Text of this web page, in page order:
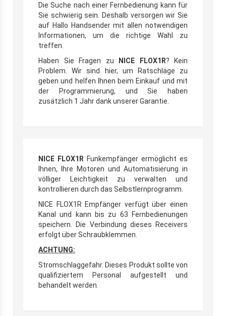
Die Suche nach einer Fernbedienung kann für
Sie schwierig sein. Deshalb versorgen wir Sie
auf Hallo Handsender mit allen notwendigen
Informationen, um die richtige Wahl zu
treffen.
Haben Sie Fragen zu NICE FLOX1R? Kein
Problem. Wir sind hier, um Ratschläge zu
geben und helfen Ihnen beim Einkauf und mit
der Programmierung, und Sie haben
zusätzlich 1 Jahr dank unserer Garantie.
NICE FLOX1R Funkempfänger ermöglicht es
Ihnen, Ihre Motoren und Automatisierung in
völliger Leichtigkeit zu verwalten und
kontrollieren durch das Selbstlernprogramm.
NICE FLOX1R Empfänger verfügt über einen
Kanal und kann bis zu 63 Fernbedienungen
speichern. Die Verbindung dieses Receivers
erfolgt über Schraubklemmen.
ACHTUNG:
Stromschlaggefahr. Dieses Produkt sollte von
qualifiziertem Personal aufgestellt und
behandelt werden.